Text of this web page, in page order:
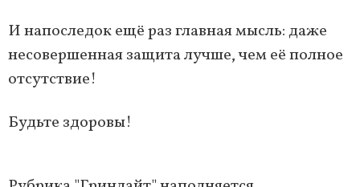
И напоследок ещё раз главная мысль: даже
несовершенная защита лучше, чем её полное
отсутствие!
Будьте здоровы!